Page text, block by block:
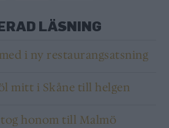
LÄSNING
i ny restaurangsatsning
mitt i Skåne till helgen
honom till Malmö